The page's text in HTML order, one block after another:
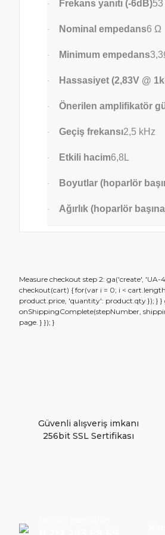
· Frekans yanıtı (-6dB)
· Nominal empedans6 Ω
· Minimum empedans
· Hassasiyet (2,83V @
· Önerilen amplifikatör
· Geçiş frekansı2,5 kHz
· Etkili hacim6,8L
· Boyutlar (hoparlör
· Ağırlık (hoparlör
Görüş ve önerileriniz için
Ürün resmi kalitesiz, bozuk
Bu ürüne benzer farklı
Measure checkout step 2: ga('create',
checkout(cart) { for(var i = 0; i <
product.price, 'quantity': product.qty }); } }
onShippingComplete(stepNumber,
page. } }); }
Güvenli alışveriş imkanı
256bit SSL Sertifikası